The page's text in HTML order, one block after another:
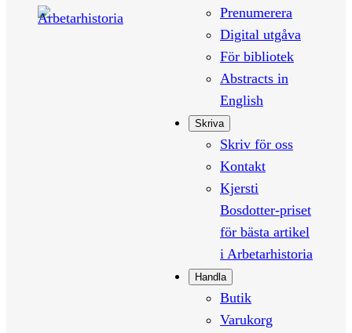
Prenumerera
Digital utgåva
För bibliotek
Abstracts in
English
Skriva
Skriv för oss
Kontakt
Kjersti
Bosdotter-priset
för bästa artikel
i Arbetarhistoria
Handla
Butik
Varukorg